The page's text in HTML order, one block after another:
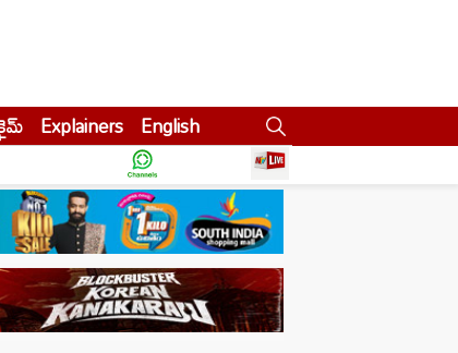
Explainers English